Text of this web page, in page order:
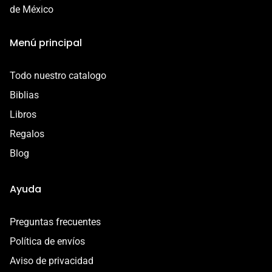
- Defecto o error de fabricación
contacto@libreriacristianamadai.com, ¡Te
acompañaremos en el proceso!
de México
Menú principal
Todo nuestro catalogo
Biblias
Libros
Regalos
Blog
Ayuda
Preguntas frecuentes
Política de envíos
Aviso de privacidad